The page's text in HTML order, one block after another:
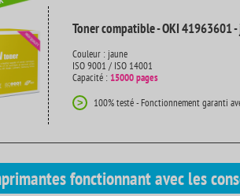
Toner compatible - OKI 41963601
Couleur : jaune
ISO 9001 / ISO 14001
Capacité : 15000 pages
> 100% testé - Fonctionnement garanti
fonctionnant avec les